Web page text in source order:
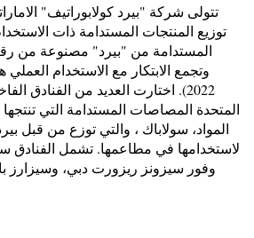
تتولى شركة "بيرد كولابوراتيف"
توزيع المنتجات المستدامة ذات
المستدامة من "بيرد" مصنوعة من
2022). اختارت العديد من الفنادق
المتحدة المصاصات المستدامة التي تنتجها
المواد، سولاباك ، والتي توزع من قبل بيرد
لاستخدامها في مطاعمها. تشمل الفنادق
وفور سيزونز ريزورت دبي، وسيزارز